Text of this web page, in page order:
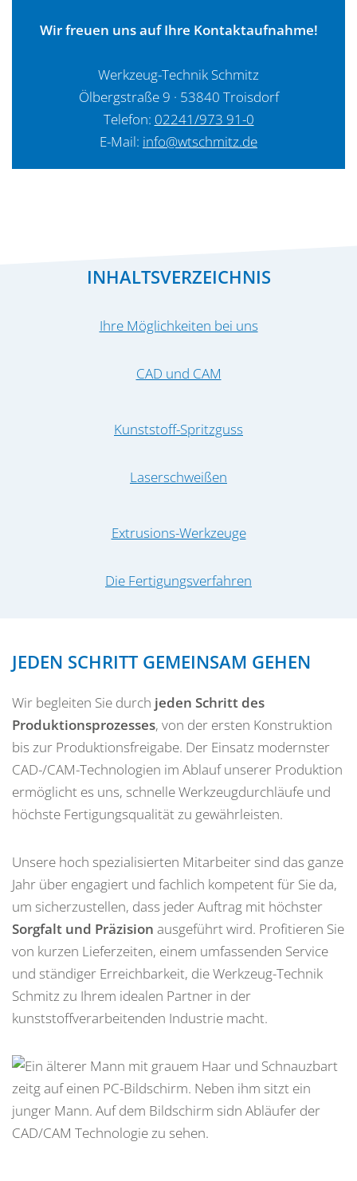
Wir freuen uns auf Ihre Kontaktaufnahme!
Werkzeug-Technik Schmitz
Ölbergstraße 9 · 53840 Troisdorf
Telefon: 02241/973 91-0
E-Mail: info@wtschmitz.de
INHALTSVERZEICHNIS
Ihre Möglichkeiten bei uns
CAD und CAM
Kunststoff-Spritzguss
Laserschweißen
Extrusions-Werkzeuge
Die Fertigungsverfahren
JEDEN SCHRITT GEMEINSAM GEHEN
Wir begleiten Sie durch jeden Schritt des
Produktionsprozesses, von der ersten Konstruktion
bis zur Produktionsfreigabe. Der Einsatz modernster
CAD-/CAM-Technologien im Ablauf unserer Produktion
ermöglicht es uns, schnelle Werkzeugdurchläufe und
höchste Fertigungsqualität zu gewährleisten.
Unsere hoch spezialisierten Mitarbeiter sind das ganze
Jahr über engagiert und fachlich kompetent für Sie da,
um sicherzustellen, dass jeder Auftrag mit höchster
Sorgfalt und Präzision ausgeführt wird. Profitieren Sie
von kurzen Lieferzeiten, einem umfassenden Service
und ständiger Erreichbarkeit, die Werkzeug-Technik
Schmitz zu Ihrem idealen Partner in der
kunststoffverarbeitenden Industrie macht.